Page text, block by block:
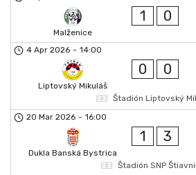
Malženice
1 0
4 Apr 2026 - 14:00
Liptovský Mikuláš
0 0
Štadión Liptovský
20 Mar 2026 - 16:00
Dukla Banská Bystrica
1 3
Štadión SNP